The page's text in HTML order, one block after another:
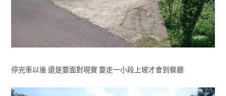
停完車以後 還是要面對現實 要走一小段上坡才會到餐廳